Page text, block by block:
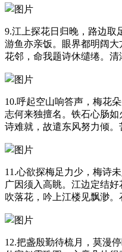
9.江上探花日归晚，路边取
游鱼亦亲饭。眼界都明阔
花邻，命我题诗休缱绻。清
10.呼起空山响答声，梅花
志何来独擅名。铁石心肠
诗难就，故遣东风努力倾。
11.心欲探梅足力少，梅诗
广因须入高眺。江边定结
吹落花，吟上江楼见飘渺。
12.把盏殷勤待梳月，莫漫